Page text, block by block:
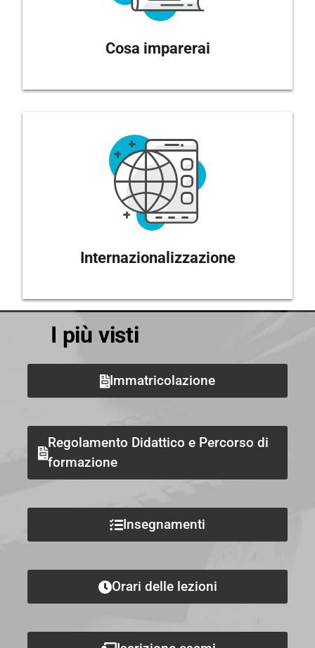
Cosa imparerai
Internazionalizzazione
I più visti
Immatricolazione
Regolamento Didattico e Percorso di
formazione
Insegnamenti
Orari delle lezioni